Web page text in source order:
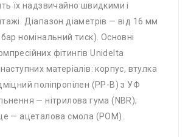
їх надзвичайно швидкими і
Діапазон діаметрів — від 16 мм
номінальний тиск). Основні
фітингів Unidelta
матеріалів: корпус, втулка
поліпропілен (PP-B) з УФ
— нітрилова гума (NBR);
— ацеталова смола (POM).